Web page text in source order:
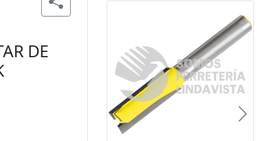
DE
Anterior